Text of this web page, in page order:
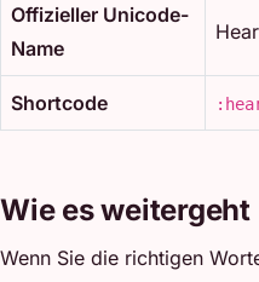
Offizieller Unicode-
Name
Shortcode
Wie es weitergeht
Wenn Sie die richtigen